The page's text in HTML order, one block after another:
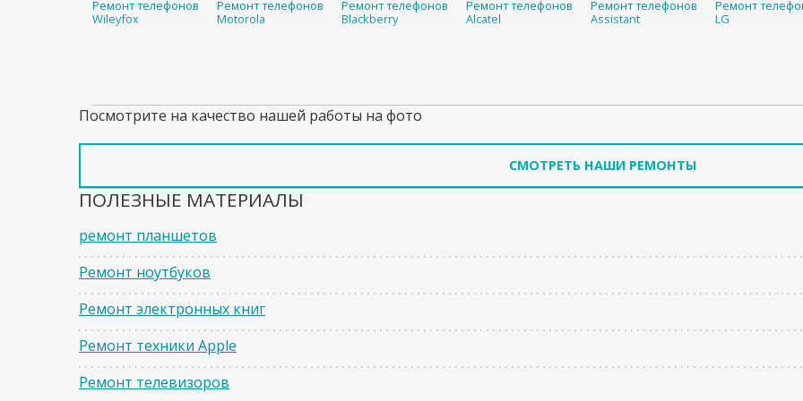
Ремонт телефонов
Wileyfox
Ремонт телефонов
Motorola
Ремонт телефонов
Blackberry
Ремонт телефонов
Alcatel
Ремонт телефонов
Assistant
Ремонт
LG
Посмотрите на качество нашей работы на фото
СМОТРЕТЬ НАШИ РЕМОНТЫ
ПОЛЕЗНЫЕ МАТЕРИАЛЫ
ремонт планшетов
Ремонт ноутбуков
Ремонт электронных книг
Ремонт техники Apple
Ремонт телевизоров